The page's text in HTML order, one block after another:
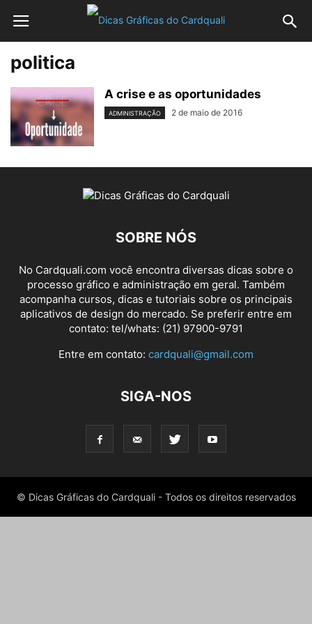
politica
A crise e as oportunidades
ADMINISTRAÇÃO 2 de maio de 2016
SOBRE NÓS
No Cardquali.com você encontra diversas dicas sobre o
processo gráfico e administração em geral. Também
acompanha cursos, dicas e tutoriais sobre os principais
aplicativos de design do mercado. Se preferir entre em
contato: tel/whats: (21) 97900-9791
Entre em contato: cardquali@gmail.com
SIGA-NOS
© Dicas Gráficas do Cardquali - Todos os direitos reservados